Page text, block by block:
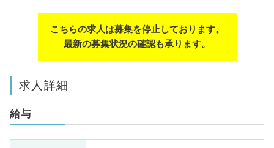
こちらの求人は募集を停止しております。
最新の募集状況の確認も承ります。
求人詳細
給与